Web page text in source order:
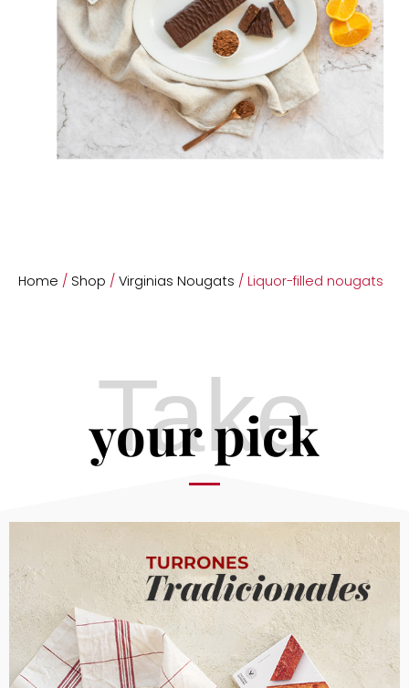
Home / Shop / Virginias Nougats / Liquor-filled nougats
Take
your pick